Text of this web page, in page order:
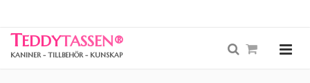
TEDDYTASSEN®
KANINER - TILLBEHÖR - KUNSKAP